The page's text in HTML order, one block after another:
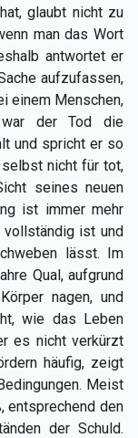
glaubt nicht zu
man das Wort
antwortet er
aufzufassen,
einem Menschen,
der Tod die
und spricht er so
nicht für tot,
seines neuen
ist immer mehr
ist und
lässt. Im
Qual, aufgrund
nagen, und
wie das Leben
es nicht verkürzt
häufig, zeigt
Meist
entsprechend den
der Schuld.